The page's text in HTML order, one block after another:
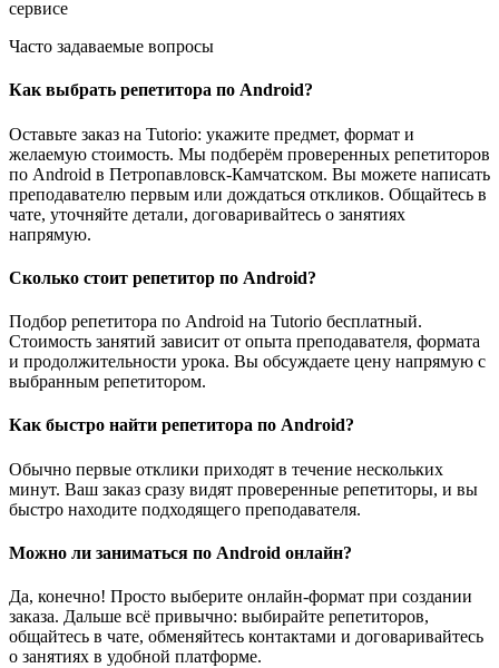
сервисе
Часто задаваемые вопросы
Как выбрать репетитора по Android?
Оставьте заказ на Tutorio: укажите предмет, формат и
желаемую стоимость. Мы подберём проверенных репетиторов
по Android в Петропавловск-Камчатском. Вы можете написать
преподавателю первым или дождаться откликов. Общайтесь в
чате, уточняйте детали, договаривайтесь о занятиях
напрямую.
Сколько стоит репетитор по Android?
Подбор репетитора по Android на Tutorio бесплатный.
Стоимость занятий зависит от опыта преподавателя, формата
и продолжительности урока. Вы обсуждаете цену напрямую с
выбранным репетитором.
Как быстро найти репетитора по Android?
Обычно первые отклики приходят в течение нескольких
минут. Ваш заказ сразу видят проверенные репетиторы, и вы
быстро находите подходящего преподавателя.
Можно ли заниматься по Android онлайн?
Да, конечно! Просто выберите онлайн-формат при создании
заказа. Дальше всё привычно: выбирайте репетиторов,
общайтесь в чате, обменяйтесь контактами и договаривайтесь
о занятиях в удобной платформе.